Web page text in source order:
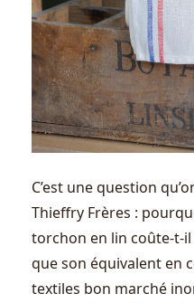
C’est une question
Thieffry Frères :
torchon en lin coûte-t-
que son équivalent en
textiles bon marché